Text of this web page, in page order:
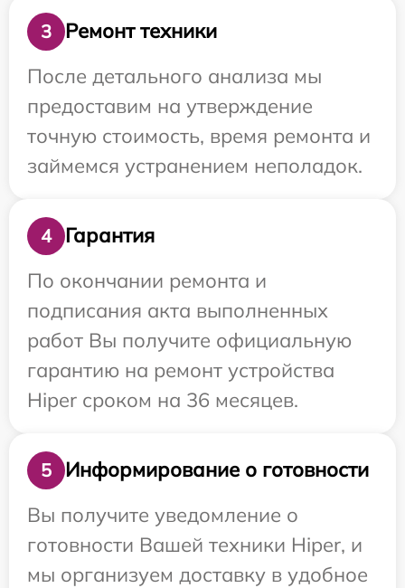
3
Ремонт техники
После детального анализа мы
предоставим на утверждение
точную стоимость, время ремонта и
займемся устранением неполадок.
4
Гарантия
По окончании ремонта и
подписания акта выполненных
работ Вы получите официальную
гарантию на ремонт устройства
Hiper сроком на 36 месяцев.
5
Информирование о готовности
Вы получите уведомление о
готовности Вашей техники Hiper, и
мы организуем доставку в удобное